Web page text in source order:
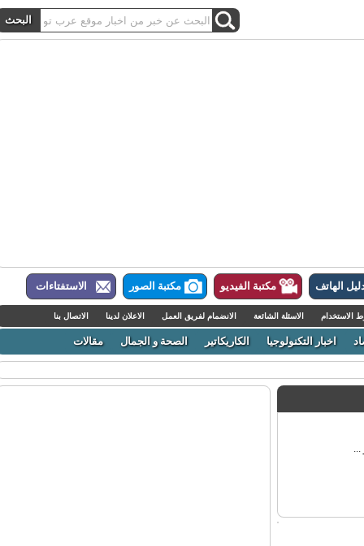
الهاتف مكتبة الفيديو مكتبة الصور الاستفتاءات
الاسئلة الشائعة الانضمام لفريق العمل الاعلان لدينا الاتصال بنا
اخبار التكنولوجيا الكاريكاتير الصحة و الجمال مقالات